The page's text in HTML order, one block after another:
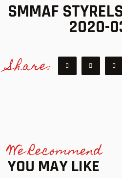
SMMAF
2020-
Share:
We Recommend
YOU MAY LIKE